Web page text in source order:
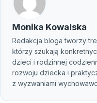
Monika Kowalska
Redakcja bloga tworzy
którzy szukają
dzieci i rodzinnej
rozwoju dziecka i
z wyzwaniami